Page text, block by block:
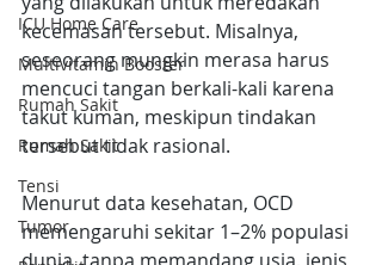
ICU Home Care
Multivitamin Booster
Rumah Sakit
Rumah Sakit
Tensi
Tumor
kecemasan tersebut. Misalnya,
seseorang mungkin merasa harus
mencuci tangan berkali-kali karena
takut kuman, meskipun tindakan
tersebut tidak rasional.
Menurut data kesehatan, OCD
memengaruhi sekitar 1–2% populasi